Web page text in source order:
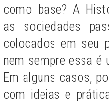
como base? A
as sociedades
colocados em seu
nem sempre essa é
Em alguns casos,
com ideias e